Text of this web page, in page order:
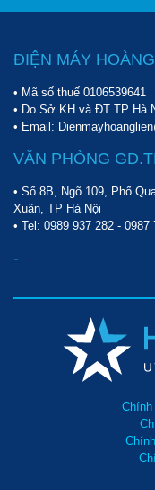
Silicon PS-3500C được
Vận hành êm ái, tiện
Silicon PS-3500C được
người dùng hoàn toàn
trình vận hành. Bên
cao cấp tạo cho sản
Giá bán máy hủy tài
nhiên so với mặt
ĐIỆN MÁY
• Mã số thuế 0106539641
• Do Sở KH và ĐT TP Hà
• Email:
VĂN PHÒNG
• Số 8B, Ngõ 109, Phố
Xuân, TP Hà Nội
• Tel: 0989 937 282 - 0987
-